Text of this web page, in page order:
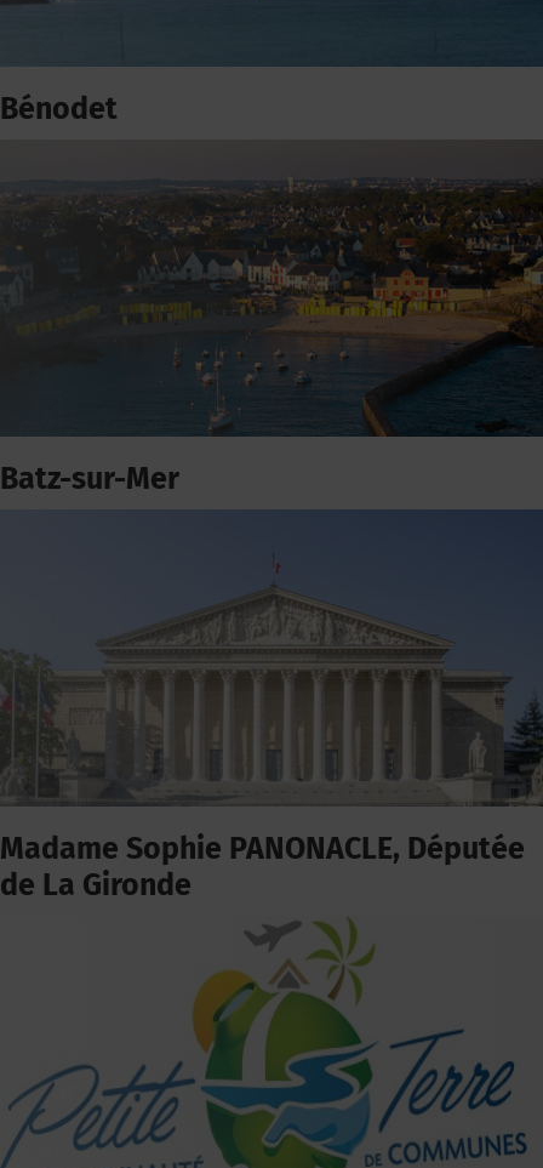
Bénodet
Batz-sur-Mer
Madame Sophie PANONACLE, Députée
de La Gironde